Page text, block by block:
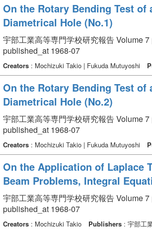
On the Rotary Bending Test
Diametrical Hole (No.1)
宇部工業高等専門学校研究報告 Volume 7
published_at 1968-07
Creators: Mochizuki Takio | Fukuda Mutuyoshi
On the Rotary Bending Test
Diametrical Hole (No.2)
宇部工業高等専門学校研究報告 Volume 7
published_at 1968-07
Creators: Mochizuki Takio | Fukuda Mutuyoshi
On the Application of Laplace
Beam Problems, Integral
宇部工業高等専門学校研究報告 Volume 7
published_at 1968-07
Creators: Mochizuki Takio Publishers: 宇部工